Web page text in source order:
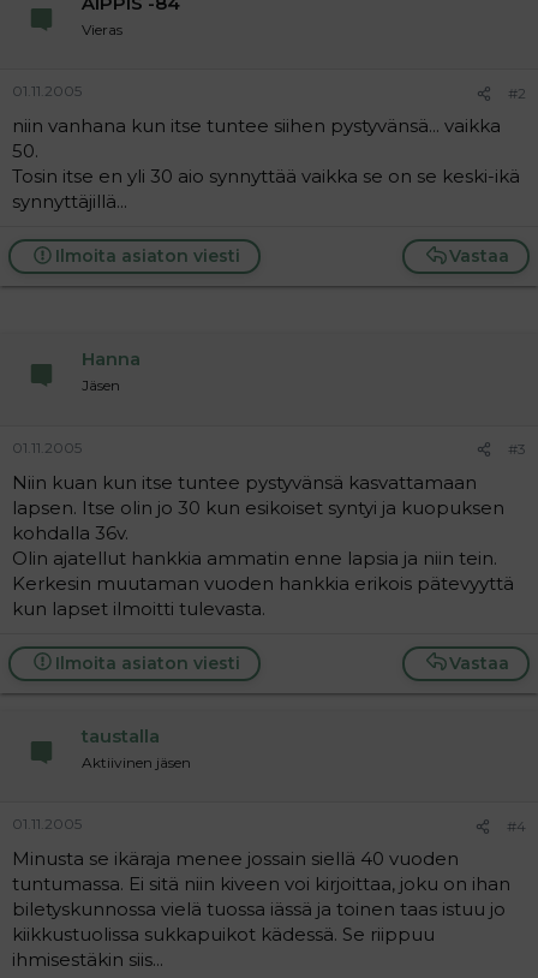
a
j
Vieras
01.11.2005 #2
niin vanhana kun itse tuntee siihen pystyvänsä... vaikka
50.
Tosin itse en yli 30 aio synnyttää vaikka se on se keski-ikä
synnyttäjillä...
Vastaa
Ilmoita asiaton viesti
Hanna
Jäsen
01.11.2005 #3
Niin kuan kun itse tuntee pystyvänsä kasvattamaan
lapsen. Itse olin jo 30 kun esikoiset syntyi ja kuopuksen
kohdalla 36v.
Olin ajatellut hankkia ammatin enne lapsia ja niin tein.
Kerkesin muutaman vuoden hankkia erikois pätevyyttä
kun lapset ilmoitti tulevasta.
Vastaa
Ilmoita asiaton viesti
taustalla
Aktiivinen jäsen
01.11.2005 #4
Minusta se ikäraja menee jossain siellä 40 vuoden
tuntumassa. Ei sitä niin kiveen voi kirjoittaa, joku on ihan
biletyskunnossa vielä tuossa iässä ja toinen taas istuu jo
kiikkustuolissa sukkapuikot kädessä. Se riippuu
ihmisestäkin siis...